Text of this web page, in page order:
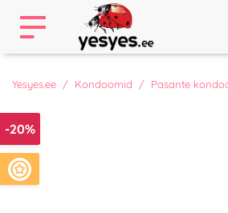
Yesyes.ee Kondoomid Pasante
-20%